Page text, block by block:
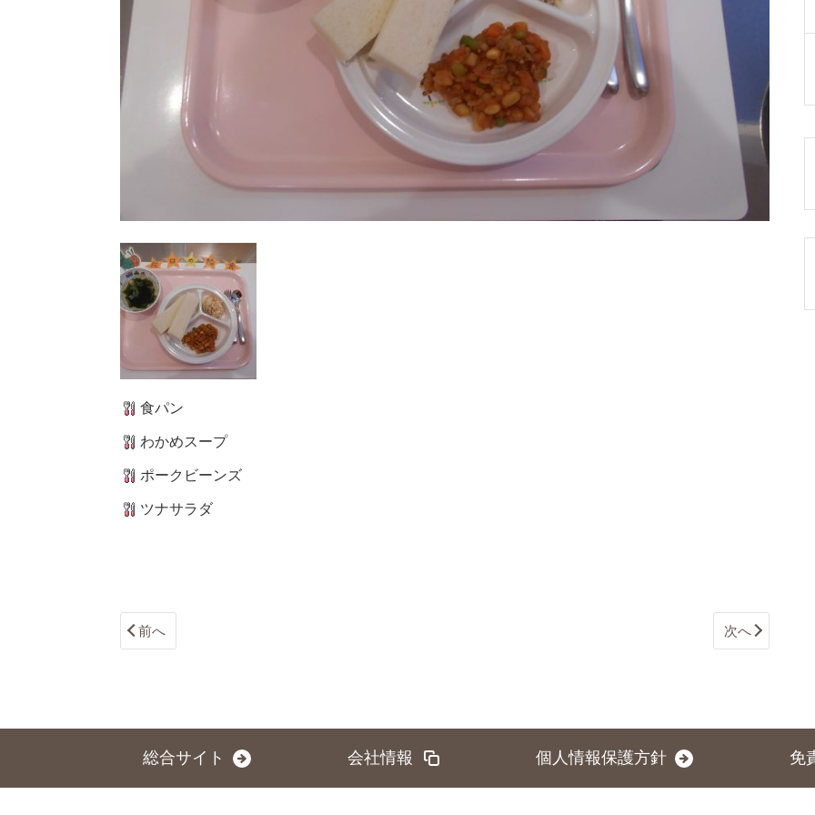
食パン
わかめスープ
ポークビーンズ
ツナサラダ
前へ 次へ
総合サイト 会社情報 個人情報保護方針 免